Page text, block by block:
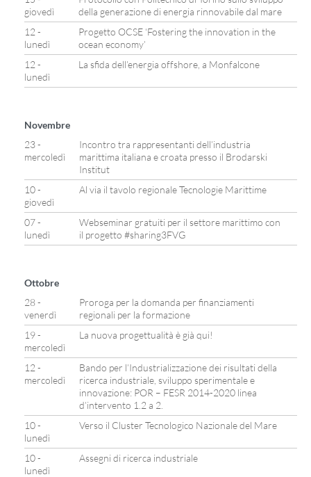
giovedì
della generazione di energia rinnovabile dal mare
12 -
lunedì
Progetto OCSE ‘Fostering the innovation in the
ocean economy’
12 -
lunedì
La sfida dell’energia offshore, a Monfalcone
Novembre
23 -
mercoledì
Incontro tra rappresentanti dell’industria
marittima italiana e croata presso il Brodarski
Institut
10 -
giovedì
Al via il tavolo regionale Tecnologie Marittime
07 -
lunedì
Webseminar gratuiti per il settore marittimo con
il progetto #sharing3FVG
Ottobre
28 -
venerdì
Proroga per la domanda per finanziamenti
regionali per la formazione
19 -
mercoledì
La nuova progettualità è già qui!
12 -
mercoledì
Bando per l’Industrializzazione dei risultati della
ricerca industriale, sviluppo sperimentale e
innovazione: POR – FESR 2014-2020 linea
d’intervento 1.2 a 2.
10 -
lunedì
Verso il Cluster Tecnologico Nazionale del Mare
10 -
lunedì
Assegni di ricerca industriale